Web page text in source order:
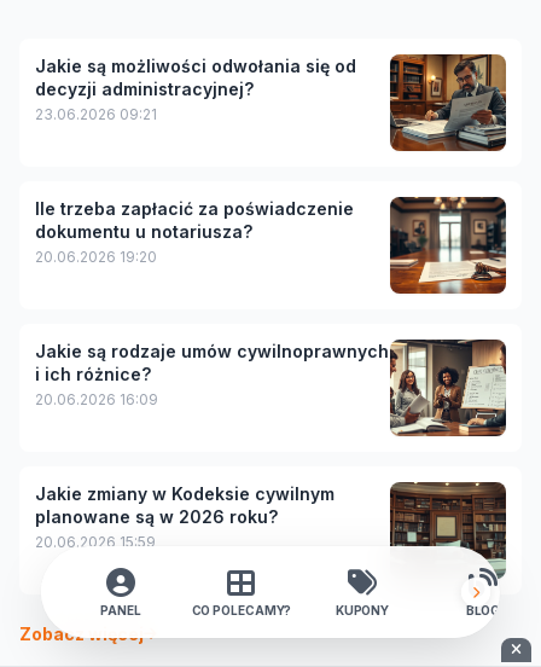
Jakie są możliwości odwołania się od
decyzji administracyjnej?
23.06.2026 09:21
Ile trzeba zapłacić za poświadczenie
dokumentu u notariusza?
20.06.2026 19:20
Jakie są rodzaje umów cywilnoprawnych
i ich różnice?
20.06.2026 16:09
Jakie zmiany w Kodeksie cywilnym
planowane są w 2026 roku?
20.06.2026 15:59
Zobacz więcej
PANEL CO POLECAMY? KUPONY BLOG